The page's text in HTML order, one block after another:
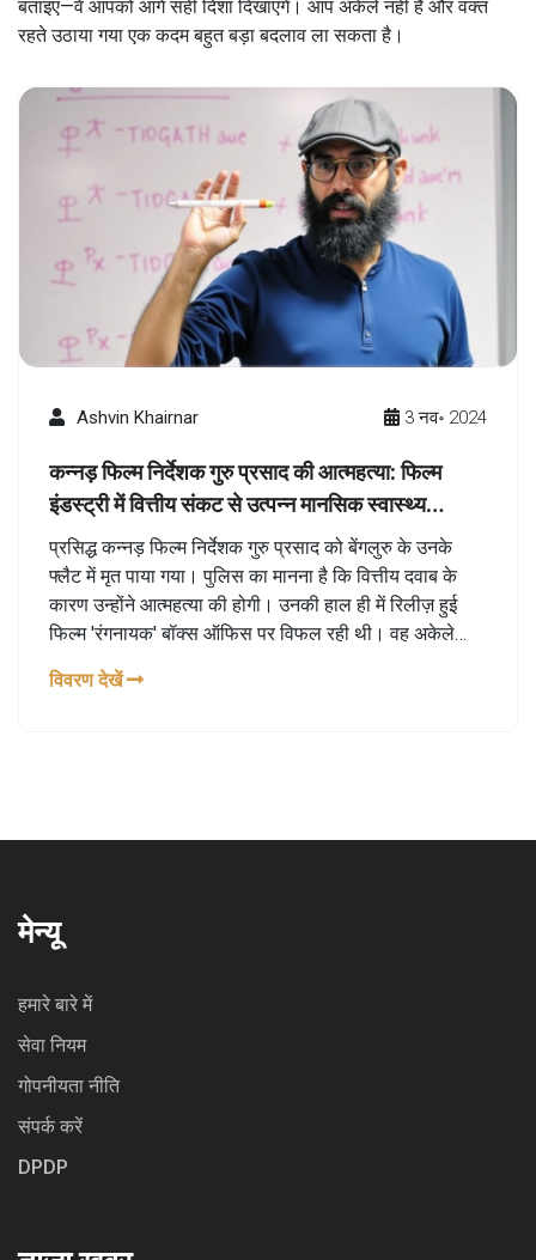
बताइए—वे आपको आगे सही दिशा दिखाएंगे। आप अकेले नहीं हैं और वक्त
रहते उठाया गया एक कदम बहुत बड़ा बदलाव ला सकता है।
Ashvin Khairnar 3 नव॰ 2024
कन्नड़ फिल्म निर्देशक गुरु प्रसाद की आत्महत्या: फिल्म
इंडस्ट्री में वित्तीय संकट से उत्पन्न मानसिक स्वास्थ्य
समस्याएँ
प्रसिद्ध कन्नड़ फिल्म निर्देशक गुरु प्रसाद को बेंगलुरु के उनके
फ्लैट में मृत पाया गया। पुलिस का मानना है कि वित्तीय दवाब के
कारण उन्होंने आत्महत्या की होगी। उनकी हाल ही में रिलीज़ हुई
फिल्म 'रंगनायक' बॉक्स ऑफिस पर विफल रही थी। वह अकेले
मृत्यु ने फिल्म जगत में हड़कंप मचा दिया है।
विवरण देखें
मेन्यू
हमारे बारे में
सेवा नियम
गोपनीयता नीति
संपर्क करें
DPDP